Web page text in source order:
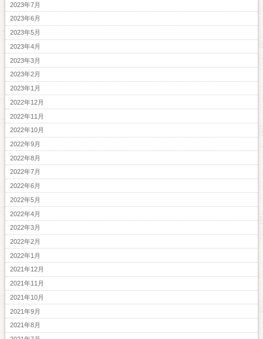
2023年7月
2023年6月
2023年5月
2023年4月
2023年3月
2023年2月
2023年1月
2022年12月
2022年11月
2022年10月
2022年9月
2022年8月
2022年7月
2022年6月
2022年5月
2022年4月
2022年3月
2022年2月
2022年1月
2021年12月
2021年11月
2021年10月
2021年9月
2021年8月